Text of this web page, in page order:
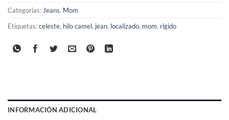
Categorías:Jeans, Mom
Etiquetas:celeste, hilo camel, jean, localizado, mom, rigido
INFORMACIÓN ADICIONAL